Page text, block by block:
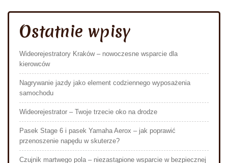
Ostatnie wpisy
Wideorejestratory Kraków – nowoczesne wsparcie dla
kierowców
Nagrywanie jazdy jako element codziennego wyposażenia
samochodu
Wideorejestrator – Twoje trzecie oko na drodze
Pasek Stage 6 i pasek Yamaha Aerox – jak poprawić
przenoszenie napędu w skuterze?
Czujnik martwego pola – niezastąpione wsparcie w bezpiecznej